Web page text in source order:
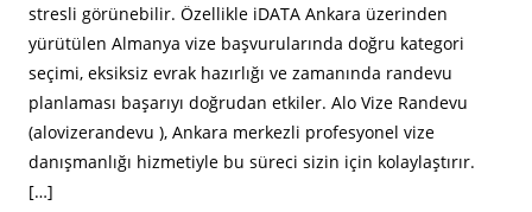
stresli görünebilir. Özellikle iDATA Ankara üzerinden
yürütülen Almanya vize başvurularında doğru kategori
seçimi, eksiksiz evrak hazırlığı ve zamanında randevu
planlaması başarıyı doğrudan etkiler. Alo Vize Randevu
(alovizerandevu ), Ankara merkezli profesyonel vize
danışmanlığı hizmetiyle bu süreci sizin için kolaylaştırır.
[…]